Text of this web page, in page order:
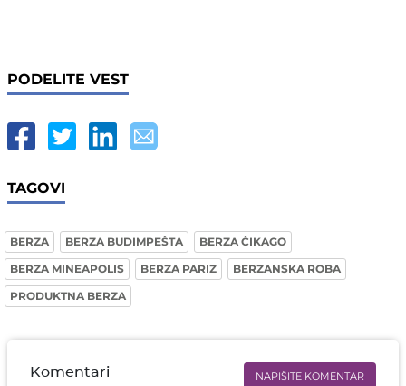
PODELITE VEST
TAGOVI
BERZA BERZA BUDIMPEŠTA
BERZA ČIKAGO
BERZA MINEAPOLIS
BERZA PARIZ
BERZANSKA ROBA
PRODUKTNA BERZA
Komentari NAPIŠITE KOMENTAR